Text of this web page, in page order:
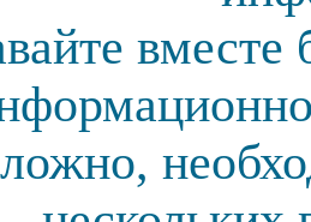
вместе